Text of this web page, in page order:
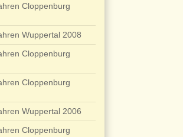
Cloppenburg
Wuppertal 2008
Cloppenburg
Cloppenburg
Wuppertal 2006
Cloppenburg